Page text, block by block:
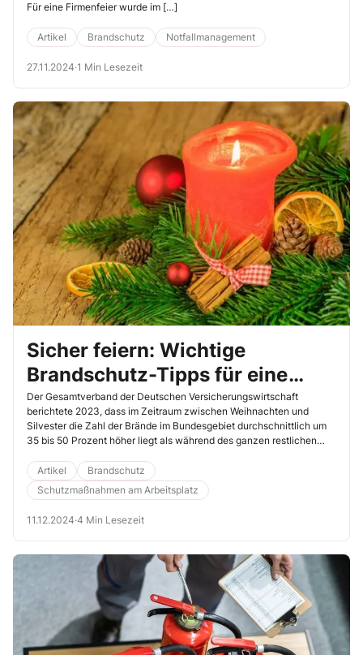
Für eine Firmenfeier wurde im […]
Artikel Brandschutz Notfallmanagement
27.11.2024·1 Min Lesezeit
Sicher feiern: Wichtige
Brandschutz-Tipps für eine
unbeschwerte Weihnachtszeit
Der Gesamtverband der Deutschen Versicherungswirtschaft
berichtete 2023, dass im Zeitraum zwischen Weihnachten und
Silvester die Zahl der Brände im Bundesgebiet durchschnittlich um
35 bis 50 Prozent höher liegt als während des ganzen restlichen
Artikel
Brandschutz
Schutzmaßnahmen am Arbeitsplatz
11.12.2024·4 Min Lesezeit